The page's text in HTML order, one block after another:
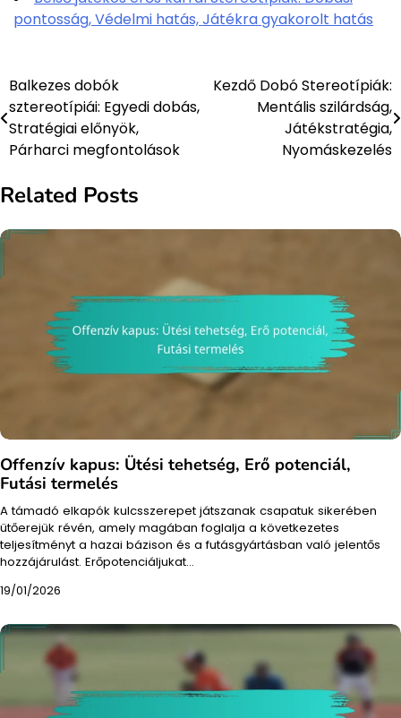
pontosság, Védelmi hatás, Játékra gyakorolt hatás
Post
navigation
Balkezes dobók
sztereotípiái: Egyedi dobás,
Stratégiai előnyök,
Párharci megfontolások
Kezdő Dobó Stereotípiák:
Mentális szilárdság,
Játékstratégia,
Nyomáskezelés
Related Posts
Offenzív kapus: Ütési tehetség, Erő potenciál,
Futási termelés
A támadó elkapók kulcsszerepet játszanak csapatuk sikerében
ütőerejük révén, amely magában foglalja a következetes
teljesítményt a hazai bázison és a futásgyártásban való jelentős
hozzájárulást. Erőpotenciáljukat…
19/01/2026